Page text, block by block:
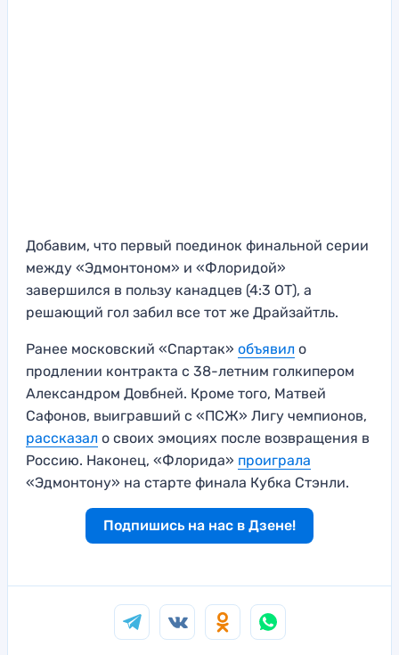
Добавим, что первый поединок финальной серии
между «Эдмонтоном» и «Флоридой»
завершился в пользу канадцев (4:3 ОТ), а
решающий гол забил все тот же Драйзайтль.
Ранее московский «Спартак» объявил о
продлении контракта с 38-летним голкипером
Александром Довбней. Кроме того, Матвей
Сафонов, выигравший с «ПСЖ» Лигу чемпионов,
рассказал о своих эмоциях после возвращения в
Россию. Наконец, «Флорида» проиграла
«Эдмонтону» на старте финала Кубка Стэнли.
Подпишись на нас в Дзене!